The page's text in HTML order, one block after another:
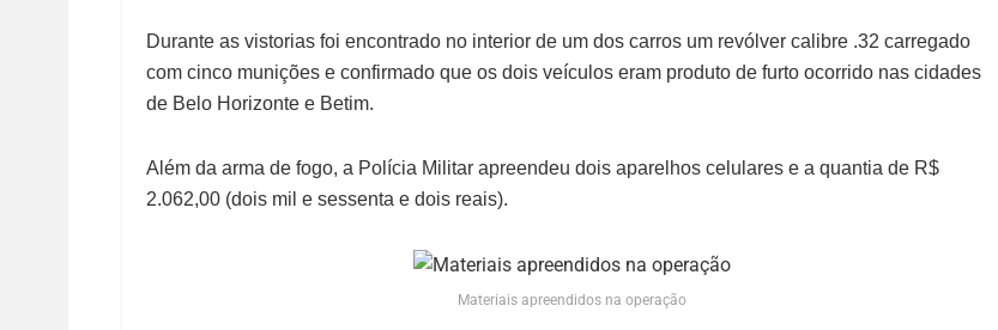
Durante as vistorias foi encontrado no interior de um dos carros um revólver calibre .32 carregado
com cinco munições e confirmado que os dois veículos eram produto de furto ocorrido nas cidades
de Belo Horizonte e Betim.
Além da arma de fogo, a Polícia Militar apreendeu dois aparelhos celulares e a quantia de R$
2.062,00 (dois mil e sessenta e dois reais).
Materiais apreendidos na operação